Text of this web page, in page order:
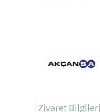
Ziyaret Bilgileri